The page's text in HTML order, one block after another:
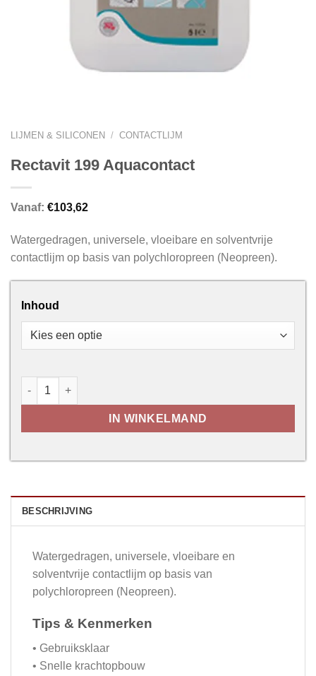
LIJMEN & SILICONEN / CONTACTLIJM
Rectavit 199 Aquacontact
Vanaf: €103,62
Watergedragen, universele, vloeibare en solventvrije
contactlijm op basis van polychloropreen (Neopreen).
Inhoud
Rectavit 199 Aquacontact aantal
IN WINKELMAND
BESCHRIJVING
Watergedragen, universele, vloeibare en
solventvrije contactlijm op basis van
polychloropreen (Neopreen).
Tips & Kenmerken
• Gebruiksklaar
• Snelle krachtopbouw